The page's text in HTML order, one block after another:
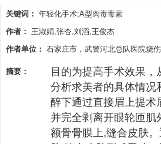
关键词： 年轻化手术;A型肉毒毒素
作者： 王淑娟,张杏,刘滔,王俊杰
作者单位： 石家庄市，武警河北总队医院烧
摘要：
目的为提高手术效果
分析求美者的具体情况
醉下通过直接眉上提术
并完全剥离开眼轮匝
额骨骨膜上,缝合皮肤